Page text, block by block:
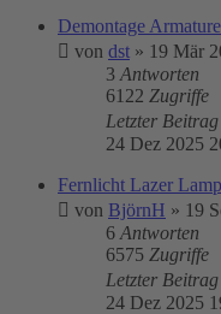
Demontage
von dst » 19 Mär
3 Antworten
6122 Zugriffe
Letzter Beitrag
24 Dez 2025
Fernlicht Lazer
von BjörnH » 19
6 Antworten
6575 Zugriffe
Letzter Beitrag
24 Dez 2025